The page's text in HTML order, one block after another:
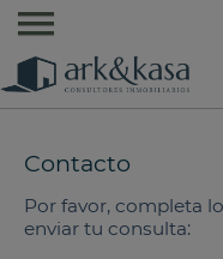
Contacto
Por favor, completa
enviar tu consulta: